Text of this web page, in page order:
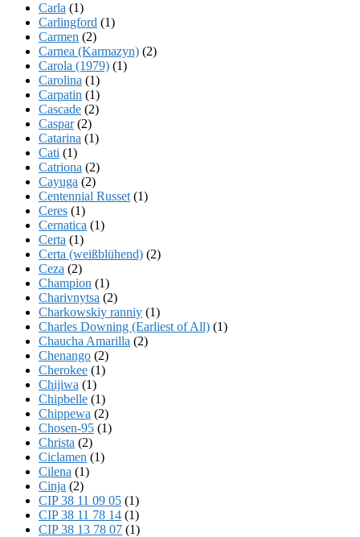
Carla (1)
Carlingford (1)
Carmen (2)
Carnea (Karmazyn) (2)
Carola (1979) (1)
Carolina (1)
Carpatin (1)
Cascade (2)
Caspar(2)
Catarina (1)
Cati (1)
Catriona (2)
Cayuga (2)
Centennial Russet (1)
Ceres (1)
Cernatica (1)
Certa (1)
Certa (weißblühend) (2)
Ceza (2)
Champion (1)
Charivnytsa (2)
Charkowskiy ranniy (1)
Charles Downing (Earliest of All) (1)
Chaucha Amarilla (2)
Chenango (2)
Cherokee (1)
Chijiwa (1)
Chipbelle (1)
Chippewa (2)
Chosen-95 (1)
Christa (2)
Ciclamen (1)
Cilena (1)
Cinja (2)
CIP 38 11 09 05 (1)
CIP 38 11 78 14 (1)
CIP 38 13 78 07 (1)